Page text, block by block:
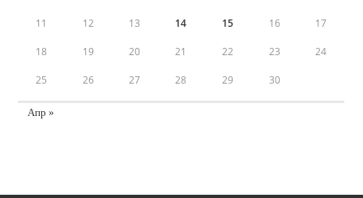
11 12 13 14 15 16 17
18 19 20 21 22 23 24
25 26 27 28 29 30
Апр »